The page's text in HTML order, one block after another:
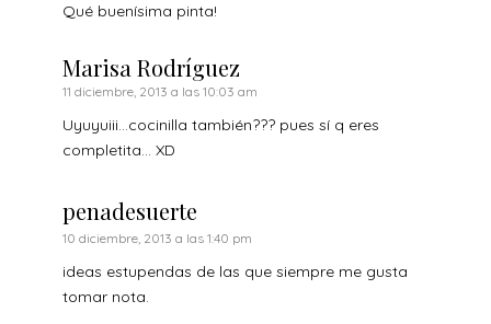
Qué buenísima pinta!
Marisa Rodríguez
11 diciembre, 2013 a las 10:03 am
Uyuyuiii…cocinilla también??? pues sí q eres
completita… XD
penadesuerte
10 diciembre, 2013 a las 1:40 pm
ideas estupendas de las que siempre me gusta
tomar nota.